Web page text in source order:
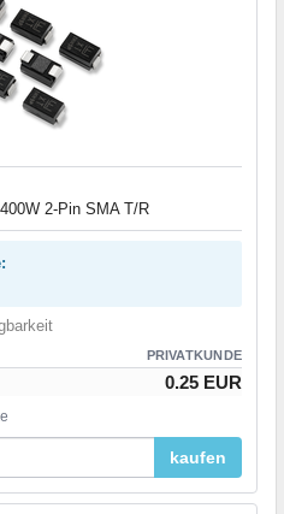
2-Pin SMA T/R
PRIVATKUNDE
0.25 EUR
kaufen